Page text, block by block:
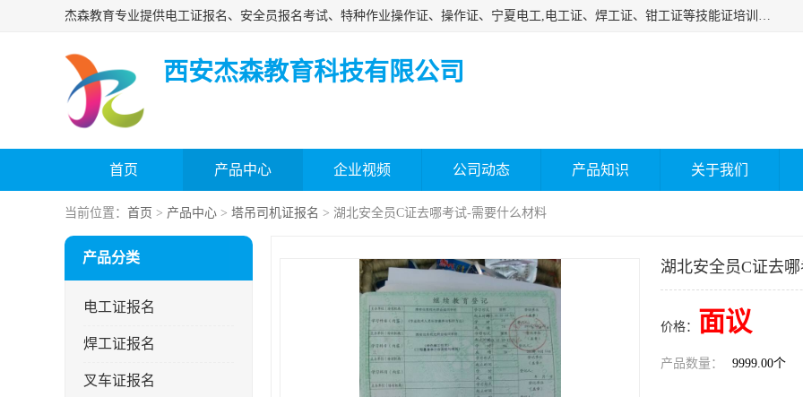
杰森教育专业提供电工证报名、安全员报名考试、特种作业操作证、操作证、宁夏电工,电工证、焊工证、钳工证等技能证培训课程。
西安杰森教育科技有限公司
首页 产品中心 企业视频 公司动态 产品知识 关于我们
当前位置： 首页 > 产品中心 > 塔吊司机证报名 > 湖北安全员C证去哪考试-需要什么材料
产品分类
电工证报名
焊工证报名
叉车证报名
湖北安全员C证去
价格： 面议
产品数量： 9999.00个